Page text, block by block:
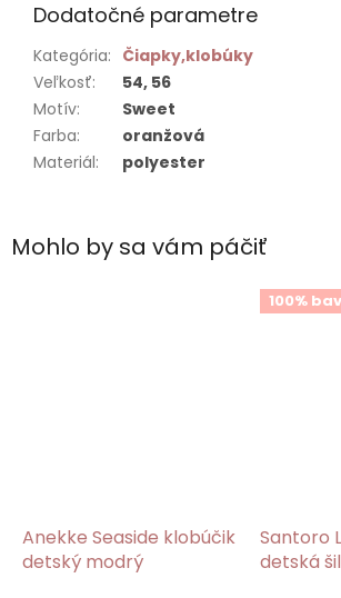
Mohlo by sa vám páčiť
Anekke Seaside klobúčik
detský modrý
100%
Santoro
detská
Dodatočné parametre
Kategória: Čiapky,klobúky
Veľkosť:
54, 56
Motív:
Sweet
Farba:
oranžová
Materiál: polyester